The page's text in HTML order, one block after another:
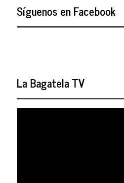
Síguenos en Facebook
La Bagatela TV